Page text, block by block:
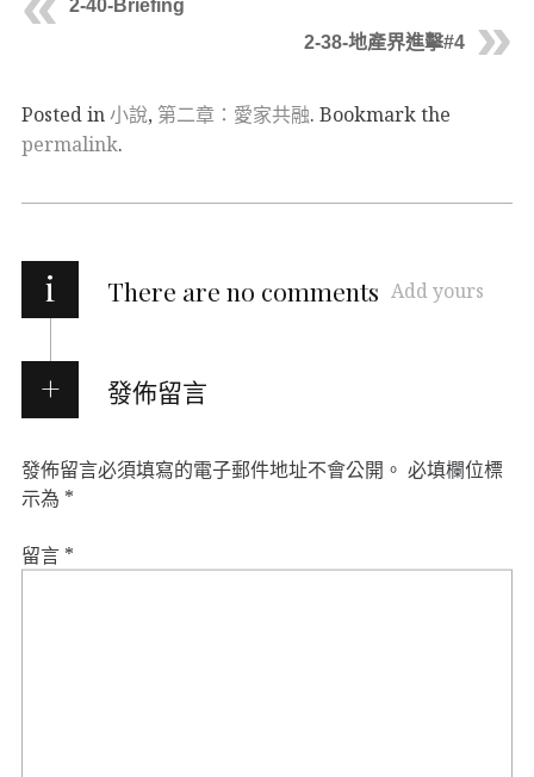
2-40-Briefing
2-38-地產界進擊#4
Posted in小說, 第二章：愛家共融. Bookmark the
permalink.
i There are no comments Add yours
發佈留言
發佈留言必須填寫的電子郵件地址不會公開。 必填欄位標
示為 *
留言 *